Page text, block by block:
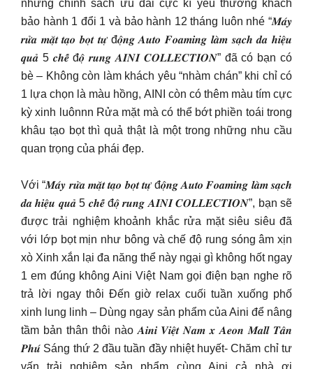
những chính sách ưu đãi cực kì yêu thương khách
bảo hành 1 đổi 1 và bảo hành 12 tháng luôn nhé “𝑴𝒂́𝒚
𝒓𝒖̛̉𝒂 𝒎𝒂̣̆𝒕 𝒕𝒂̣𝒐 𝒃𝒐̣𝒕 𝒕𝒖̛̣ đ𝒐̣̂𝒏𝒈 𝑨𝒖𝒕𝒐 𝑭𝒐𝒂𝒎𝒊𝒏𝒈 𝒍𝒂̀𝒎 𝒔𝒂̣𝒄𝒉 𝒅𝒂 𝒉𝒊𝒆̣̂𝒖
𝒒𝒖𝒂̉ 5 𝒄𝒉𝒆̂́ đ𝒐̣̂ 𝒓𝒖𝒏𝒈 𝑨𝑰𝑵𝑰 𝑪𝑶𝑳𝑳𝑬𝑪𝑻𝑰𝑶𝑵” đã có bạn có
bè – Không còn làm khách yêu “nhàm chán” khi chỉ có
1 lựa chọn là màu hồng, AINI còn có thêm màu tím cực
kỳ xinh luônnn Rửa mặt mà có thể bớt phiền toái trong
khâu tạo bọt thì quả thật là một trong những nhu cầu
quan trọng của phái đẹp.
Với “𝑴𝒂́𝒚 𝒓𝒖̛̉𝒂 𝒎𝒂̣̆𝒕 𝒕𝒂̣𝒐 𝒃𝒐̣𝒕 𝒕𝒖̛̣ đ𝒐̣̂𝒏𝒈 𝑨𝒖𝒕𝒐 𝑭𝒐𝒂𝒎𝒊𝒏𝒈 𝒍𝒂̀𝒎 𝒔𝒂̣𝒄𝒉
𝒅𝒂 𝒉𝒊𝒆̣̂𝒖 𝒒𝒖𝒂̉ 5 𝒄𝒉𝒆̂́ đ𝒐̣̂ 𝒓𝒖𝒏𝒈 𝑨𝑰𝑵𝑰 𝑪𝑶𝑳𝑳𝑬𝑪𝑻𝑰𝑶𝑵”, bạn sẽ
được trải nghiệm khoảnh khắc rửa mặt siêu siêu đã
với lớp bọt mịn như bông và chế độ rung sóng âm xịn
xò Xinh xắn lại đa năng thể này ngại gì không hốt ngay
1 em đúng không Aini Việt Nam gọi điện bạn nghe rõ
trả lời ngay thôi Đến giờ relax cuối tuần xuống phố
xinh lung linh – Dùng ngay sản phẩm của Aini để nâng
tầm bản thân thôi nào 𝑨𝒊𝒏𝒊 𝑽𝒊𝒆̣̂𝒕 𝑵𝒂𝒎 𝒙 𝑨𝒆𝒐𝒏 𝑴𝒂𝒍𝒍 𝑻𝒂̂𝒏
𝑷𝒉𝒖́ Sáng thứ 2 đầu tuần đầy nhiệt huyết- Chăm chỉ tư
vấn trải nghiệm sản phẩm cùng Aini cả nhà ơi